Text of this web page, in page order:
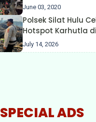
Himbau Masyarakat
Jangan Kumpul
Larut Malam.
June 03, 2020
Polsek Silat Hulu
Hotspot Karhutla di
Desa Nanga
Api Ditemukan
July 14, 2026
SPECIAL ADS